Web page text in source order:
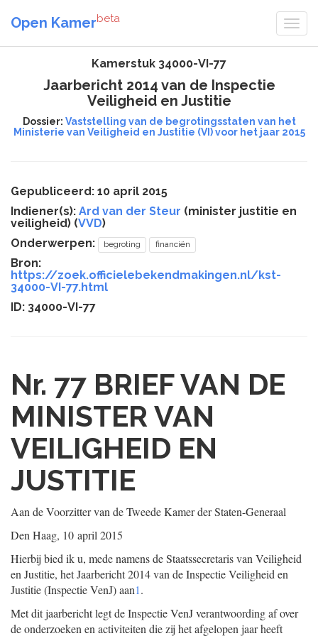
Open Kamerbeta
Kamerstuk 34000-VI-77
Jaarbericht 2014 van de Inspectie
Veiligheid en Justitie
Dossier: Vaststelling van de begrotingsstaten van het
Ministerie van Veiligheid en Justitie (VI) voor het jaar 2015
Gepubliceerd: 10 april 2015
Indiener(s): Ard van der Steur (minister justitie en
veiligheid) (VVD)
Onderwerpen:
begroting financiën
Bron:
https://zoek.officielebekendmakingen.nl/kst-
34000-VI-77.html
ID: 34000-VI-77
Nr. 77 BRIEF VAN DE
MINISTER VAN
VEILIGHEID EN
JUSTITIE
Aan de Voorzitter van de Tweede Kamer der Staten-Generaal
Den Haag, 10 april 2015
Hierbij bied ik u, mede namens de Staatssecretaris van Veiligheid
en Justitie, het Jaarbericht 2014 van de Inspectie Veiligheid en
Justitie (Inspectie VenJ) aan1.
Met dit jaarbericht legt de Inspectie VenJ verantwoording af over
de onderzoeken en activiteiten die zij het afgelopen jaar heeft